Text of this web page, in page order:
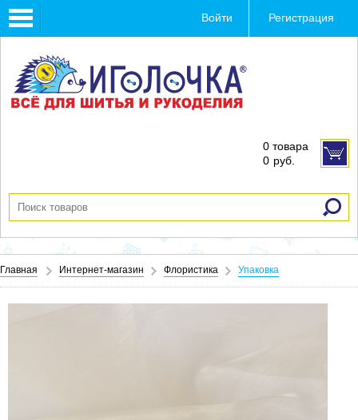
Toggle
navigation
Войти Регистрация
0 товара
0 руб.
Главная Интернет-магазин Флористика Упаковка